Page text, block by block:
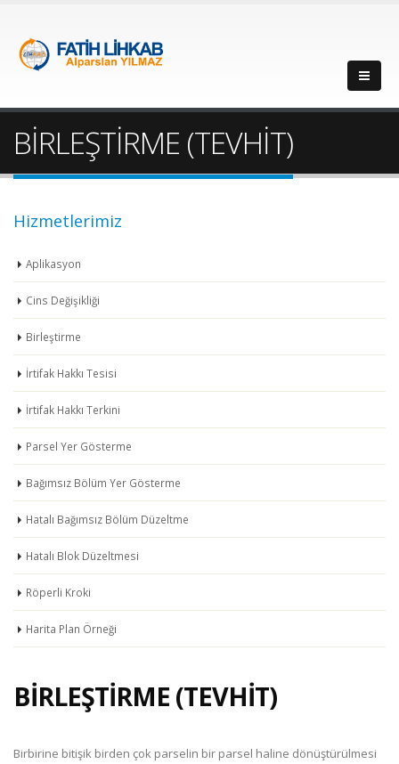
BİRLEŞTİRME (TEVHİT)
Hizmetlerimiz
Aplikasyon
Cins Değişikliği
Birleştirme
İrtifak Hakkı Tesisi
İrtifak Hakkı Terkini
Parsel Yer Gösterme
Bağımsız Bölüm Yer Gösterme
Hatalı Bağımsız Bölüm Düzeltme
Hatalı Blok Düzeltmesi
Röperli Kroki
Harita Plan Örneği
BİRLEŞTİRME (TEVHİT)
Birbirine bitişik birden çok parselin bir parsel haline dönüştürülmesi